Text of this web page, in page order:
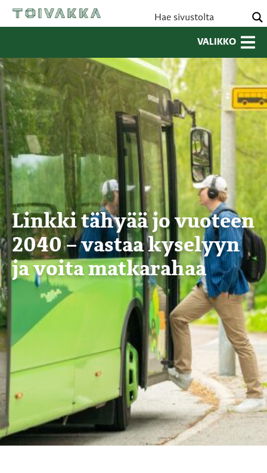
VALIKKO
Linkki tähyää jo vuoteen
2040 – vastaa kyselyyn
ja voita matkarahaa